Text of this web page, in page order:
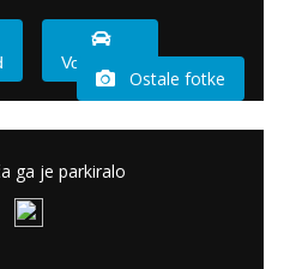
Vozio sam
Ostale fotke
ga je parkiralo